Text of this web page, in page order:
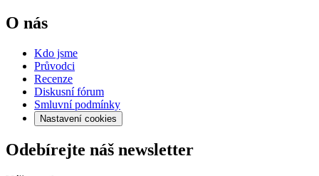
O nás
Kdo jsme
Průvodci
Recenze
Diskusní fórum
Smluvní podmínky
Nastavení cookies
Odebírejte náš newsletter